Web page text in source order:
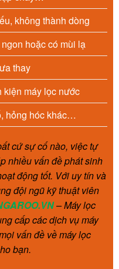
không thành dòng
hoặc có mùi lạ
thay
kiện máy lọc nước
hỏng hóc khác…
cứ sự cố nào, việc tự
nhiều vấn đề phát sinh
động tốt. Với uy tín và
đội ngũ kỹ thuật viên
– Máy lọc
cấp các dịch vụ máy
vấn đề về máy lọc
bạn.